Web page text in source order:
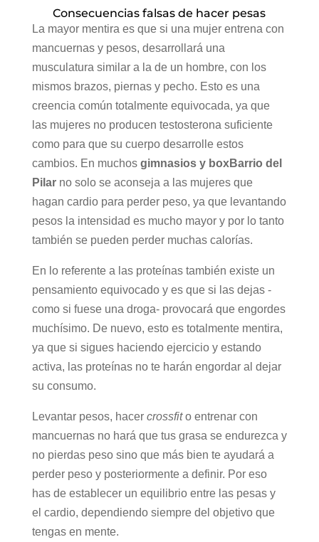
Consecuencias falsas de hacer pesas
La mayor mentira es que si una mujer entrena con
mancuernas y pesos, desarrollará una
musculatura similar a la de un hombre, con los
mismos brazos, piernas y pecho. Esto es una
creencia común totalmente equivocada, ya que
las mujeres no producen testosterona suficiente
como para que su cuerpo desarrolle estos
cambios. En muchos gimnasios y boxBarrio del
Pilarno solo se aconseja a las mujeres que
hagan cardio para perder peso, ya que levantando
pesos la intensidad es mucho mayor y por lo tanto
también se pueden perder muchas calorías.
En lo referente a las proteínas también existe un
pensamiento equivocado y es que si las dejas -
como si fuese una droga- provocará que engordes
muchísimo. De nuevo, esto es totalmente mentira,
ya que si sigues haciendo ejercicio y estando
activa, las proteínas no te harán engordar al dejar
su consumo.
Levantar pesos, hacer crossfito entrenar con
mancuernas no hará que tus grasa se endurezca y
no pierdas peso sino que más bien te ayudará a
perder peso y posteriormente a definir. Por eso
has de establecer un equilibrio entre las pesas y
el cardio, dependiendo siempre del objetivo que
tengas en mente.